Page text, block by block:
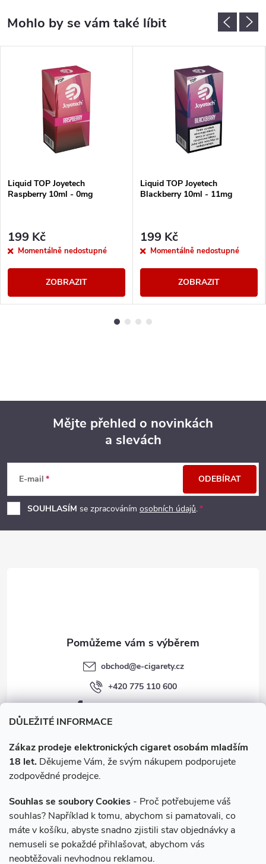
DŮLEŽITÉ INFORMACE
Zákaz prodeje elektronických cigaret osobám mladším
18 let. Děkujeme Vám, že svým nákupem podporujete
zodpovědné prodejce.
Souhlas se soubory Cookies - Proč potřebujeme váš
souhlas? Například k tomu, abychom si pamatovali, co
máte v košíku, abyste snadno zjistili stav objednávky a
nemuseli se pokaždé přihlašovat, abychom vás
neobtěžovali nevhodnou reklamou.
Liquid TOP Joyetech
Raspberry 10ml - 0mg
199 Kč
Momentálně nedostupné
ZOBRAZIT
Liquid TOP Joyetech
Blackberry 10ml - 11mg
199 Kč
Momentálně nedostupné
ZOBRAZIT
p
a
Mějte přehled o novinkách
a slevách
E-mail
SOUHLASÍM se zpracováním osobních údajů.
ODEBÍRAT
obchod@e-cigarety.cz
+420 775 110 600
facebook.com/e-cigarety.cz
Instagram